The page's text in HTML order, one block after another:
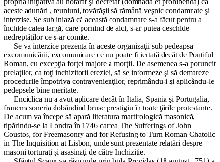
aceste adunări , reuniuni, tovărăşii să rămână veşnic condamnate şi
interzise. Se subliniază că această condamnare s-a făcut pentru a
închide calea largă, care pornind de aici, s-ar putea deschide
nedreptăţilor ce s-ar comite.
Se va interzice prezenţa în aceste organizaţii sub pedeapsa
excomunicării, excomunicare ce nu poate fi iertată decât de Pontiful
Roman, cu excepţia forţei majore a morţii. De asemenea s-a poruncit
prelaţilor, ca toţi inchizitorii ereziei, să se informeze şi să demareze
procedurile împotriva contravenienţilor, reprimându-i şi aplicându-le
pedepsele bine meritate.
Enciclica nu a avut aplicare decât în Italia, Spania şi Portugalia,
francmasoneria dobândind brusc prestigiu în toate ţările protestante.
De acum va începe să apară literatura martirologică masonică,
tipărindu-se la Londra în 1746 cartea The Sufferings of John
Coustos, for Freemasonry and for Refusing to Turn Roman Chatolic
in The Inquisition at Lisbon, unde sunt prezentate relatări despre
masoni torturaţi şi asasinaţi de către Inchiziţie.